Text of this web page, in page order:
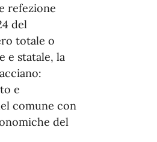
refezione
del
totale o
e statale, la
e
comune con
del